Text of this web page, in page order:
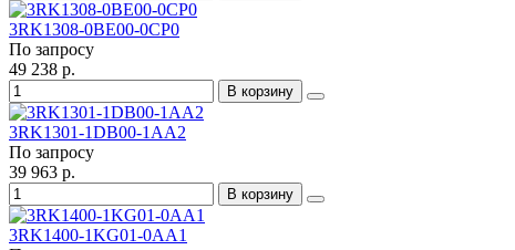
3RK1308-0BE00-0CP0
По запросу
49 238 р.
В корзину
3RK1301-1DB00-1AA2
По запросу
39 963 р.
В корзину
3RK1400-1KG01-0AA1